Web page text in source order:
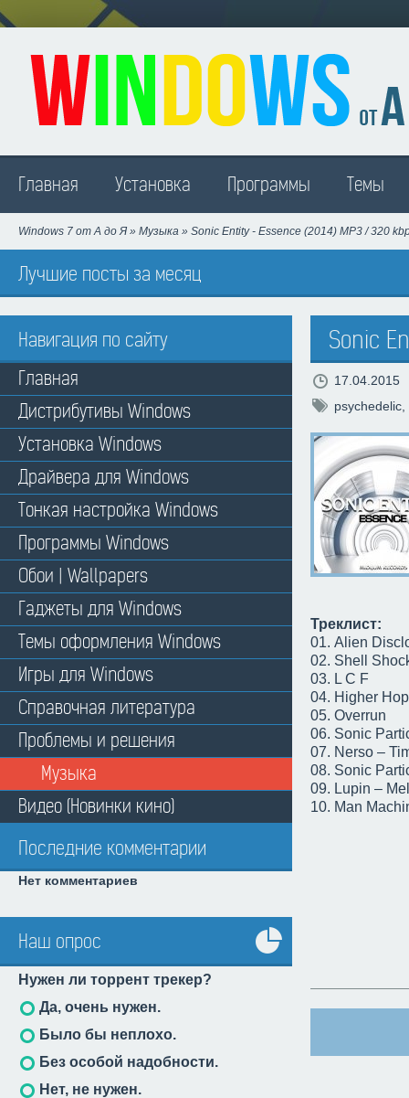
Главная Установка Программы Темы
Windows 7 от А до Я » Музыка » Sonic Entity - Essence (2014) MP3 / 320
Лучшие посты за месяц
Навигация по сайту
Главная
Дистрибутивы Windows
Установка Windows
Драйвера для Windows
Тонкая настройка Windows
Программы Windows
Обои | Wallpapers
Гаджеты для Windows
Темы оформления Windows
Игры для Windows
Справочная литература
Проблемы и решения
Музыка
Видео (Новинки кино)
Последние комментарии
Нет комментариев
Наш опрос
Все
опросы
Нужен ли торрент трекер?
Да, очень нужен.
Было бы неплохо.
Без особой надобности.
Нет, не нужен.
Sonic
17.04.2015
psychedelic
Треклист:
01. Alien
02. Shell
03. L C F
04. Higher
05. Overrun
06. Sonic
07. Nerso –
08. Sonic
09. Lupin –
10. Man